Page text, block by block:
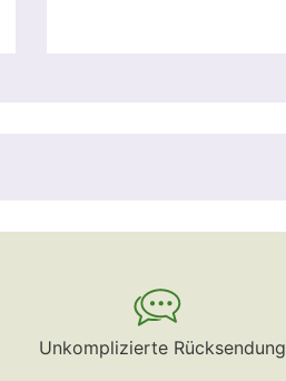
Unkomplizierte Rücksendung